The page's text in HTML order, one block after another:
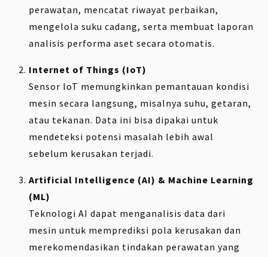
perawatan, mencatat riwayat perbaikan,
mengelola suku cadang, serta membuat laporan
analisis performa aset secara otomatis.
Internet of Things (IoT)
Sensor IoT memungkinkan pemantauan kondisi
mesin secara langsung, misalnya suhu, getaran,
atau tekanan. Data ini bisa dipakai untuk
mendeteksi potensi masalah lebih awal
sebelum kerusakan terjadi.
Artificial Intelligence (AI) & Machine Learning
(ML)
Teknologi AI dapat menganalisis data dari
mesin untuk memprediksi pola kerusakan dan
merekomendasikan tindakan perawatan yang